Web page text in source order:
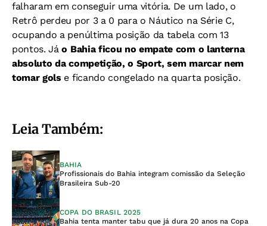
falharam em conseguir uma vitória. De um lado, o
Retrô perdeu por 3 a 0 para o Náutico na Série C,
ocupando a penúltima posição da tabela com 13
pontos. Jáo Bahia ficou no empate com o lanterna
absoluto da competição, o Sport, sem marcar nem
tomar gols e ficando congelado na quarta posição.
Leia Também:
BAHIA
Profissionais do Bahia integram comissão da Seleção
Brasileira Sub-20
COPA DO BRASIL 2025
Bahia tenta manter tabu que já dura 20 anos na Copa